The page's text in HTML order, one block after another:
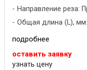
Направление реза:
Общая длина (L),
подробнее
оставить заявку
узнать цену